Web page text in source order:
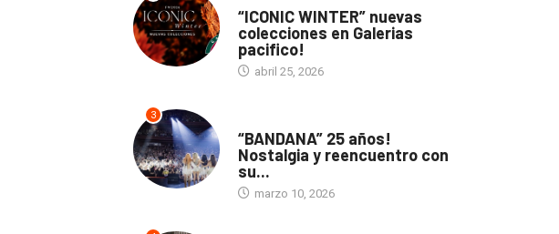
“ICONIC WINTER” nuevas
colecciones en Galerias
pacifico!
abril 25, 2026
3
“BANDANA” 25 años!
Nostalgia y reencuentro con
su...
marzo 10, 2026